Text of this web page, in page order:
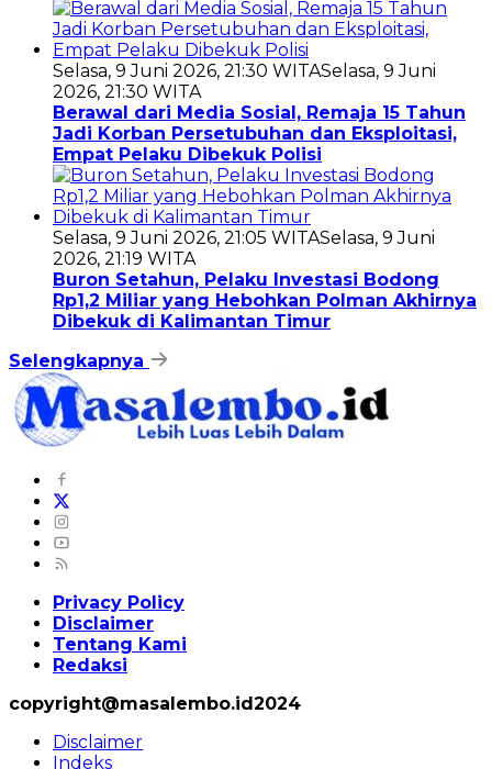
Selasa, 9 Juni 2026, 21:30 WITASelasa, 9 Juni
2026, 21:30 WITA
Berawal dari Media Sosial, Remaja 15 Tahun
Jadi Korban Persetubuhan dan Eksploitasi,
Empat Pelaku Dibekuk Polisi
Selasa, 9 Juni 2026, 21:05 WITASelasa, 9 Juni
2026, 21:19 WITA
Buron Setahun, Pelaku Investasi Bodong
Rp1,2 Miliar yang Hebohkan Polman Akhirnya
Dibekuk di Kalimantan Timur
Selengkapnya
Privacy Policy
Disclaimer
Tentang Kami
Redaksi
copyright@masalembo.id2024
Disclaimer
Indeks